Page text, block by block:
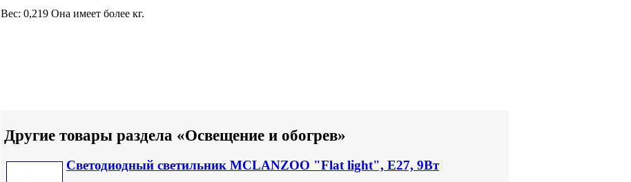
Вес: 0,219 Она имеет более кг.
Другие товары раздела «Освещение и обогрев»
Светодиодный светильник MCLANZOO "Flat light", Е27, 9Вт